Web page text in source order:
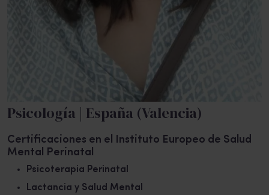
Psicología | España (Valencia)
Certificaciones en el Instituto Europeo de Salud
Mental Perinatal
Psicoterapia Perinatal
Lactancia y Salud Mental